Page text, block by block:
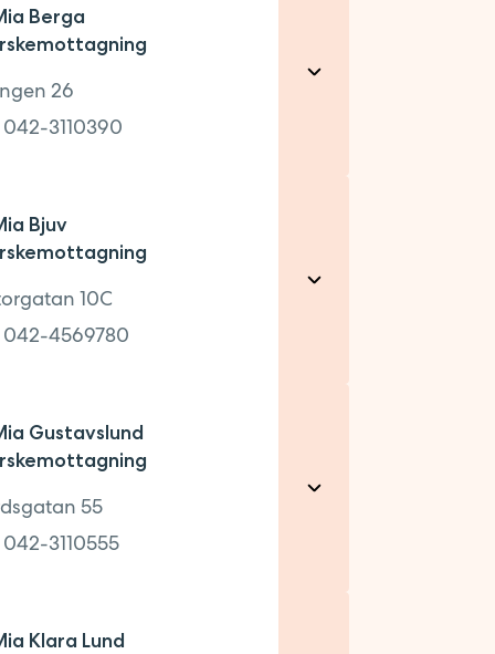
Berga
26
042-3110390
Bjuv
10C
042-4569780
Gustavslund
55
042-3110555
Klara Lund